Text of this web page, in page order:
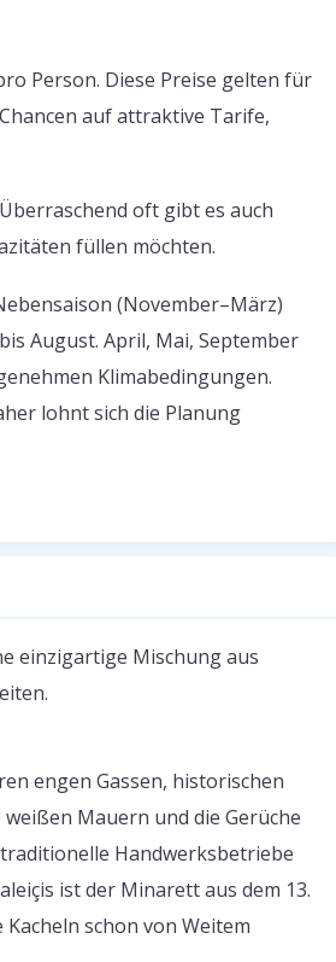
Person. Diese Preise gelten für
auf attraktive Tarife,
oft gibt es auch
füllen möchten.
(November–März)
August. April, Mai, September
Klimabedingungen.
lohnt sich die Planung
einzigartige Mischung aus
engen Gassen, historischen
Mauern und die Gerüche
Handwerksbetriebe
ist der Minarett aus dem 13.
schon von Weitem